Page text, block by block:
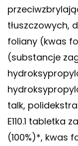
tłuszczowych,
foliany (kwas
(substancje
talk,
E110.1 tabletka
(100%)*, kwas